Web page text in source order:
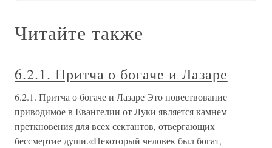
Читайте также
6.2.1. Притча о богаче и Лазаре
6.2.1. Притча о богаче и Лазаре Это повествование
приводимое в Евангелии от Луки является камнем
преткновения для всех сектантов, отвергающих
бессмертие души.«Некоторый человек был богат,